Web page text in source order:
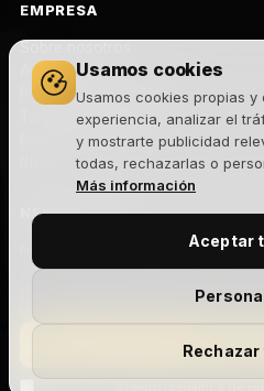
Usamos cookies
Usamos cookies propias
experiencia, analizar el
y mostrarte publicidad
todas, rechazarlas o
Más información
Aceptar
EMPRESA
Aviso legal
Política de privacidad
Términos y condiciones
Política de cookies
NEWSLETTER
Novedades, lanzamientos y